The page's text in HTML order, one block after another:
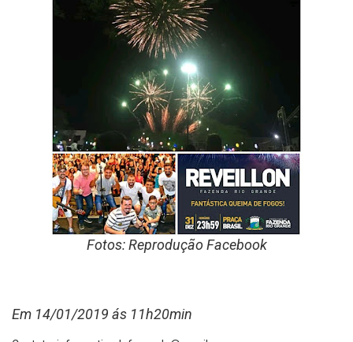
Fotos: Reprodução Facebook
Em 14/01/2019 ás 11h20min